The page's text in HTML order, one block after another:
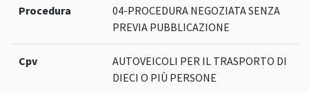
Procedura
04-PROCEDURA NEGOZIATA SENZA
PREVIA PUBBLICAZIONE
Cpv
AUTOVEICOLI PER IL TRASPORTO DI
DIECI O PIÙ PERSONE